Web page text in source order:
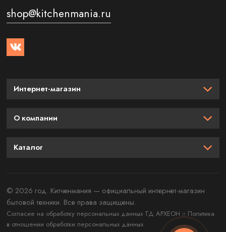
shop@kitchenmania.ru
Интернет-магазин
О компании
Каталог
© 2026 год. Китченмания — официальный интернет-магазин
бытовой техники. Все права защищены.
Согласие на обработку персональных данных ТД АРХЕОН и Политика
в отношении обработки персональных данных